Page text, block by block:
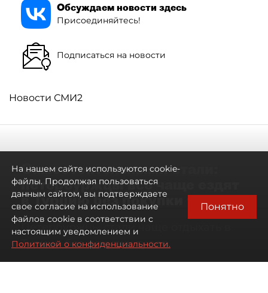
Обсуждаем новости здесь
Присоединяйтесь!
Подписаться на новости
Новости СМИ2
Самостоятельными стали:
петербуржцы всё чаще ездят
в Турцию без покупки туров
Петербуржцы стали чаще отдыхать в
Турции без покупки туров
На нашем сайте используются cookie-
файлы. Продолжая пользоваться
данным сайтом, вы подтверждаете
свое согласие на использование
файлов cookie в соответствии с
настоящим уведомлением и
Политикой о конфиденциальности.
Понятно